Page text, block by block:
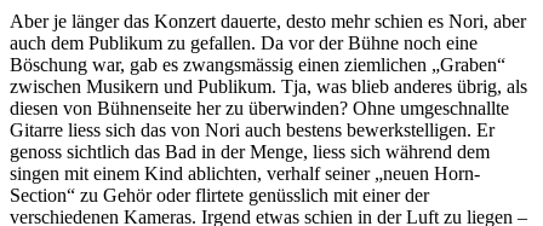
Aber je länger das Konzert dauerte, desto mehr schien es Nori, aber
auch dem Publikum zu gefallen. Da vor der Bühne noch eine
Böschung war, gab es zwangsmässig einen ziemlichen „Graben“
zwischen Musikern und Publikum. Tja, was blieb anderes übrig, als
diesen von Bühnenseite her zu überwinden? Ohne umgeschnallte
Gitarre liess sich das von Nori auch bestens bewerkstelligen. Er
genoss sichtlich das Bad in der Menge, liess sich während dem
singen mit einem Kind ablichten, verhalf seiner „neuen Horn-
Section“ zu Gehör oder flirtete genüsslich mit einer der
verschiedenen Kameras. Irgend etwas schien in der Luft zu liegen –